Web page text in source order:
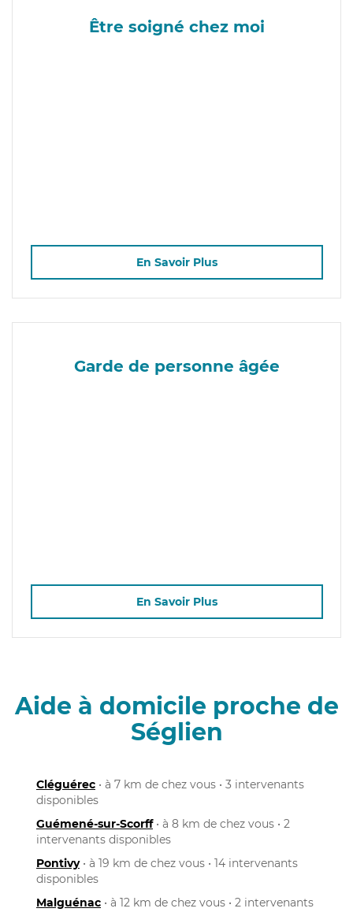
Être soigné chez moi
En Savoir Plus
Garde de personne âgée
En Savoir Plus
Aide à domicile proche de
Séglien
Cléguérec • à 7 km de chez vous • 3 intervenants
disponibles
Guémené-sur-Scorff• à 8 km de chez vous • 2
intervenants disponibles
Pontivy• à 19 km de chez vous • 14 intervenants
disponibles
Malguénac • à 12 km de chez vous • 2 intervenants